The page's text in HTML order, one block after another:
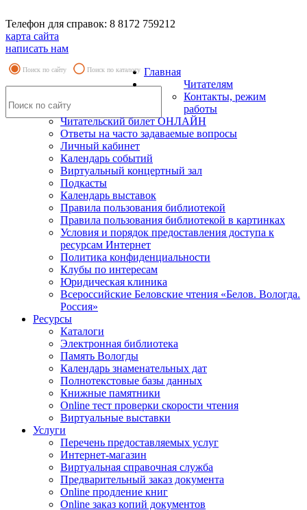
Телефон для справок: 8 8172 759212
карта сайта
написать нам
Поиск по сайту Поиск по каталогу Главная
Читателям
Контакты, режим
работы
Читательский билет ОНЛАЙН
Ответы на часто задаваемые вопросы
Личный кабинет
Календарь событий
Виртуальный концертный зал
Подкасты
Календарь выставок
Правила пользования библиотекой
Правила пользования библиотекой в картинках
Условия и порядок предоставления доступа к
ресурсам Интернет
Политика конфиденциальности
Клубы по интересам
Юридическая клиника
Всероссийские Беловские чтения «Белов. Вологда.
Россия»
Ресурсы
Каталоги
Электронная библиотека
Память Вологды
Календарь знаменательных дат
Полнотекстовые базы данных
Книжные памятники
Online тест проверки скорости чтения
Виртуальные выставки
Услуги
Перечень предоставляемых услуг
Интернет-магазин
Виртуальная справочная служба
Предварительный заказ документа
Online продление книг
Online заказ копий документов